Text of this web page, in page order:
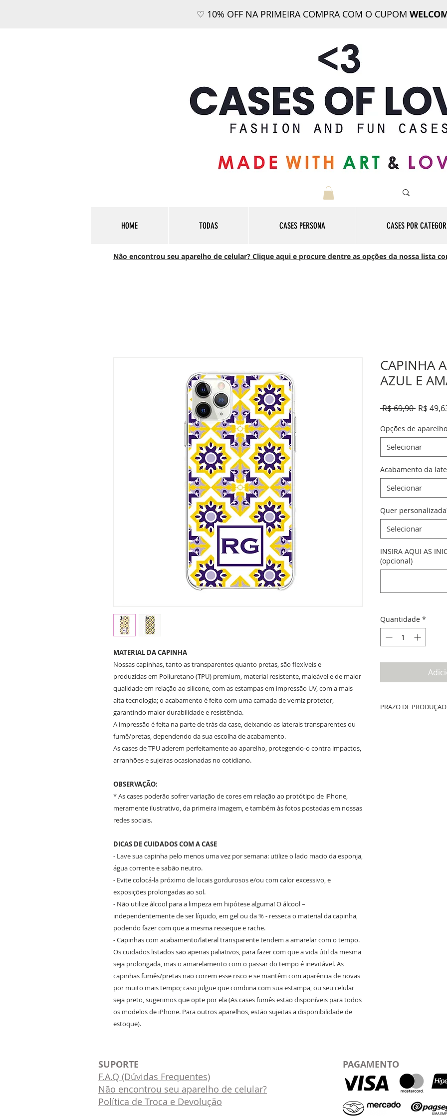
♡ 10% OFF NA PRIMEIRA COMPRA COM O CUPOM
HOME TODAS CASES PERSONA CASES POR
Não encontrou seu aparelho de celular? Clique aqui e procure dentre as opções da nossa lista
MATERIAL DA CAPINHA
Nossas capinhas, tanto as transparentes quanto pretas, são flexíveis e
produzidas em Poliuretano (TPU) premium, material resistente, maleável e de maior
qualidade em relação ao silicone, com as estampas em impressão UV, com a mais
alta tecnologia; o acabamento é feito com uma camada de verniz protetor,
garantindo maior durabilidade e resistência.
A impressão é feita na parte de trás da case, deixando as laterais transparentes ou
fumê/pretas, dependendo da sua escolha de acabamento.
As cases de TPU aderem perfeitamente ao aparelho, protegendo-o contra impactos,
arranhões e sujeiras ocasionadas no cotidiano.
OBSERVAÇÃO:
* As cases poderão sofrer variação de cores em relação ao protótipo de iPhone,
meramente ilustrativo, da primeira imagem, e também às fotos postadas em nossas
redes sociais.
DICAS DE CUIDADOS COM A CASE
- Lave sua capinha pelo menos uma vez por semana: utilize o lado macio da esponja,
água corrente e sabão neutro.
- Evite colocá-la próximo de locais gordurosos e/ou com calor excessivo, e
exposições prolongadas ao sol.
- Não utilize álcool para a limpeza em hipótese alguma! O álcool –
independentemente de ser líquido, em gel ou da % - resseca o material da capinha,
podendo fazer com que a mesma resseque e rache.
- Capinhas com acabamento/lateral transparente tendem a amarelar com o tempo.
Os cuidados listados são apenas paliativos, para fazer com que a vida útil da mesma
seja prolongada, mas o amarelamento com o passar do tempo é inevitável. As
capinhas fumês/pretas não correm esse risco e se mantêm com aparência de novas
por muito mais tempo; caso julgue que combina com sua estampa, ou seu celular
seja preto, sugerimos que opte por ela (As cases fumês estão disponíveis para todos
os modelos de iPhone. Para outros aparelhos, estão sujeitas a disponibilidade de
estoque).
CAPINHA
AZUL E
R$ 69,90 Preço
R$
Opções de aparelho
Selecionar
Acabamento da
Selecionar
Quer
Selecionar
INSIRA AQUI AS
(opcional)
Quantidade *
PRAZO DE
SUPORTE
F.A.Q (Dúvidas Frequentes)
Não encontrou seu aparelho de celular?
Política de Troca e Devolução
PAGAMENTO